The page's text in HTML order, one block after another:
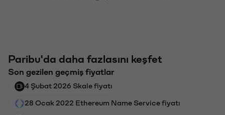
Paribu'da daha fazlasını keşfet
Son gezilen geçmiş fiyatlar
4 Şubat 2026 Skale fiyatı
28 Ocak 2022 Ethereum Name Service fiyatı